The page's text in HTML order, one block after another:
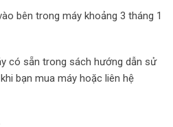
bên trong máy khoảng 3 tháng 1
có sẵn trong sách hướng dẫn sử
bạn mua máy hoặc liên hệ